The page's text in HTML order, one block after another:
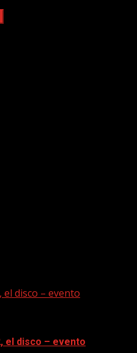
el disco – evento
el disco – evento